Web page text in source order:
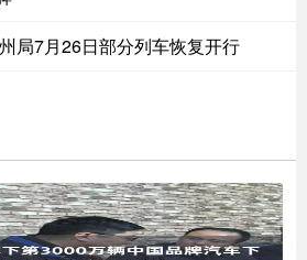
局7月26日部分列车恢复开行